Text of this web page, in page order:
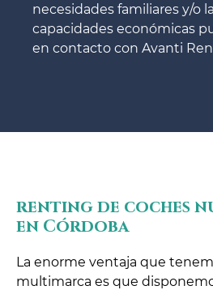
necesidades familiares y/o
capacidades económicas
en contacto con Avanti
renting de coches
en Córdoba
La enorme ventaja que
multimarca es que